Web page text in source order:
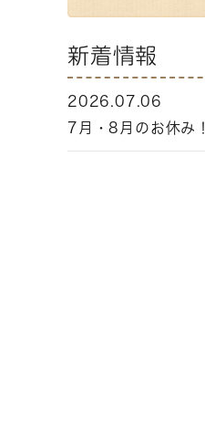
新着情報
2026.07.06
7月・8月のお休み！